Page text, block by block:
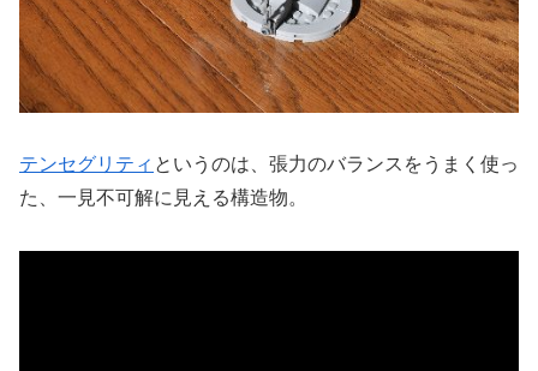
テンセグリティ というのは、張力のバランスをうまく使っ
た、一見不可解に見える構造物。